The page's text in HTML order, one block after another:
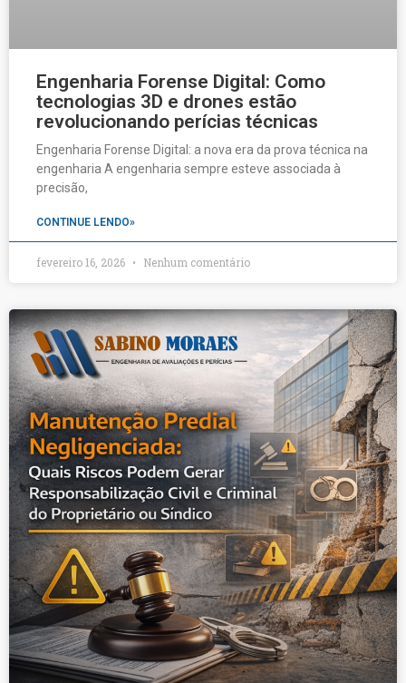
Engenharia Forense Digital: Como
tecnologias 3D e drones estão
revolucionando perícias técnicas
Engenharia Forense Digital: a nova era da prova técnica na
engenharia A engenharia sempre esteve associada à
precisão,
CONTINUE LENDO»
fevereiro 16, 2026 Nenhum comentário